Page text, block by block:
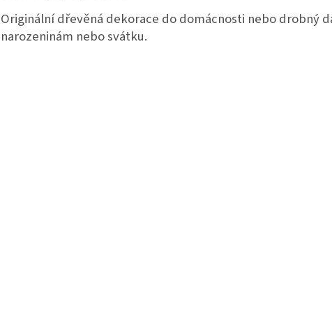
Originální dřevěná dekorace do domácnosti nebo drobný
narozeninám nebo svátku.